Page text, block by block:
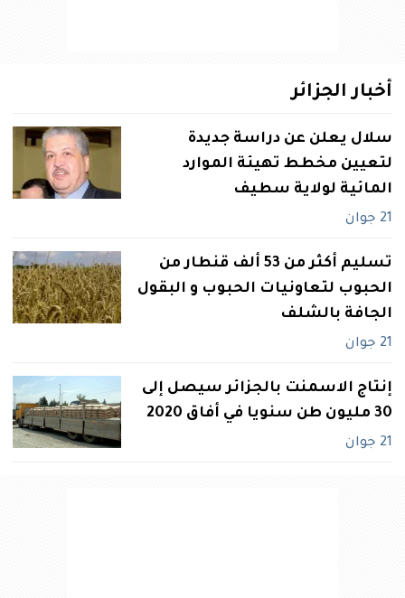
أخبار الجزائر
سلال يعلن عن دراسة جديدة
لتعيين مخطط تهيئة الموارد
المائية لولاية سطيف
21 جوان
تسليم أكثر من 53 ألف قنطار من
الحبوب لتعاونيات الحبوب و البقول
الجافة بالشلف
21 جوان
إنتاج الاسمنت بالجزائر سيصل إلى
30 مليون طن سنويا في أفاق 2020
21 جوان